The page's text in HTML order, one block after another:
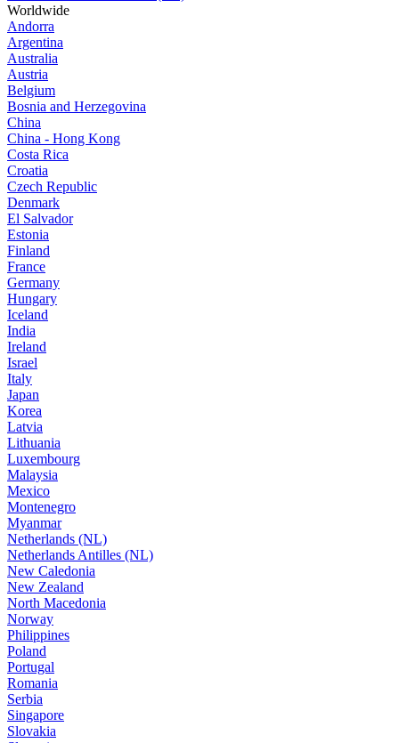
Worldwide
Andorra
Argentina
Australia
Austria
Belgium
Bosnia and Herzegovina
China
China - Hong Kong
Costa Rica
Croatia
Czech Republic
Denmark
El Salvador
Estonia
Finland
France
Germany
Hungary
Iceland
India
Ireland
Israel
Italy
Japan
Korea
Latvia
Lithuania
Luxembourg
Malaysia
Mexico
Montenegro
Myanmar
Netherlands (NL)
Netherlands Antilles (NL)
New Caledonia
New Zealand
North Macedonia
Norway
Philippines
Poland
Portugal
Romania
Serbia
Singapore
Slovakia